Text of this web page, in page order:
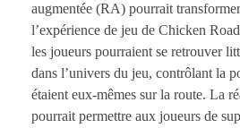
augmentée (RA) pourrait
l’expérience de jeu de Chicken
les joueurs pourraient se retrouver
dans l’univers du jeu, contrôlant la
étaient eux-mêmes sur la route. La
pourrait permettre aux joueurs de